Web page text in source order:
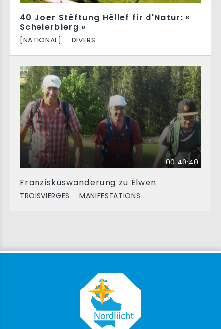
40 Joer Stëftung Hëllef fir d'Natur: «
Scheierbierg »
[NATIONAL] DIVERS
00:40:40
Franziskuswanderung zu Ëlwen
TROISVIERGES MANIFESTATIONS